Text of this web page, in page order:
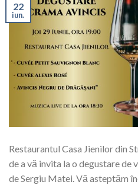
22
iun.
Restaurantul Casa Jienilor din
de a vă invita la o degustare de
de Sergiu Matei. Vă asteptăm